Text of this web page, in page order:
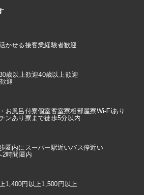
かせる接客業経験者歓迎
歳以上歓迎40歳以上歓迎
迎
お風呂付寮個室客室寮相部屋寮Wi-Fiあり
ンあり 寮まで徒歩5分以内
圏内にスーパー駅近いバス停近い
2時間圏内
1,400円以上1,500円以上